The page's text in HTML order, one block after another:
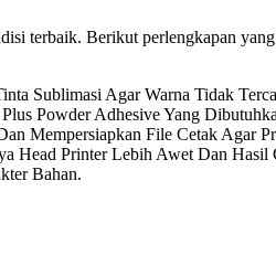
terbaik. Berikut perlengkapan
Sublimasi Agar Warna Tidak
Powder Adhesive Yang
Mempersiapkan File Cetak Agar
Head Printer Lebih Awet Dan Hasil
Bahan.